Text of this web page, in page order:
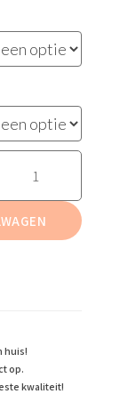
huis!
op.
kwaliteit!